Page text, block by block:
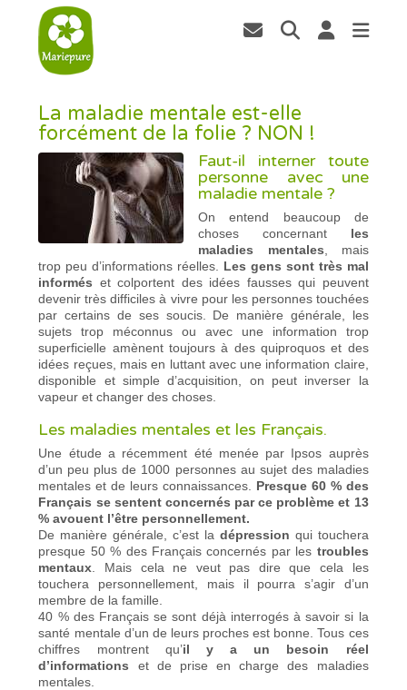
La maladie mentale est-elle
forcément de la folie ? NON !
Faut-il interner toute
personne avec une
maladie mentale ?
On entend beaucoup de
choses concernant les
maladies mentales , mais
trop peu d’informations réelles. Les gens sont très mal
informés et colportent des idées fausses qui peuvent
devenir très difficiles à vivre pour les personnes touchées
par certains de ses soucis. De manière générale, les
sujets trop méconnus ou avec une information trop
superficielle amènent toujours à des quiproquos et des
idées reçues, mais en luttant avec une information claire,
disponible et simple d’acquisition, on peut inverser la
vapeur et changer des choses.
Les maladies mentales et les Français.
Une étude a récemment été menée par Ipsos auprès
d’un peu plus de 1000 personnes au sujet des maladies
mentales et de leurs connaissances. Presque 60 % des
Français se sentent concernés par ce problème et 13
% avouent l’être personnellement.
De manière générale, c’est la dépression qui touchera
presque 50 % des Français concernés par les troubles
mentaux . Mais cela ne veut pas dire que cela les
touchera personnellement, mais il pourra s’agir d’un
membre de la famille.
40 % des Français se sont déjà interrogés à savoir si la
santé mentale d’un de leurs proches est bonne. Tous ces
chiffres montrent qu’il y a un besoin réel
d’informations et de prise en charge des maladies
mentales.